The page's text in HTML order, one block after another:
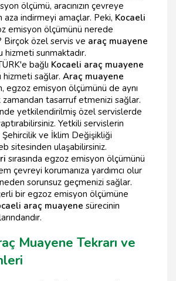
ölçümü, aracınızın çevreye
aza indirmeyi amaçlar. Peki, Kocaeli
emisyon ölçümünü nerede
Birçok özel servis ve araç muayene
hizmeti sunmaktadır.
bağlı Kocaeli araç muayene
hizmeti sağlar. Araç muayene
egzoz emisyon ölçümünü de aynı
zamandan tasarruf etmenizi sağlar.
yetkilendirilmiş özel servislerde
Yetkili servislerin
ve İklim Değişikliği
sitesinden ulaşabilirsiniz.
sırasında egzoz emisyon ölçümünü
çevreyi korumanıza yardımcı olur
sorunsuz geçmenizi sağlar.
bir egzoz emisyon ölçümüne
araç muayene sürecinin
Muayene Tekrarı ve